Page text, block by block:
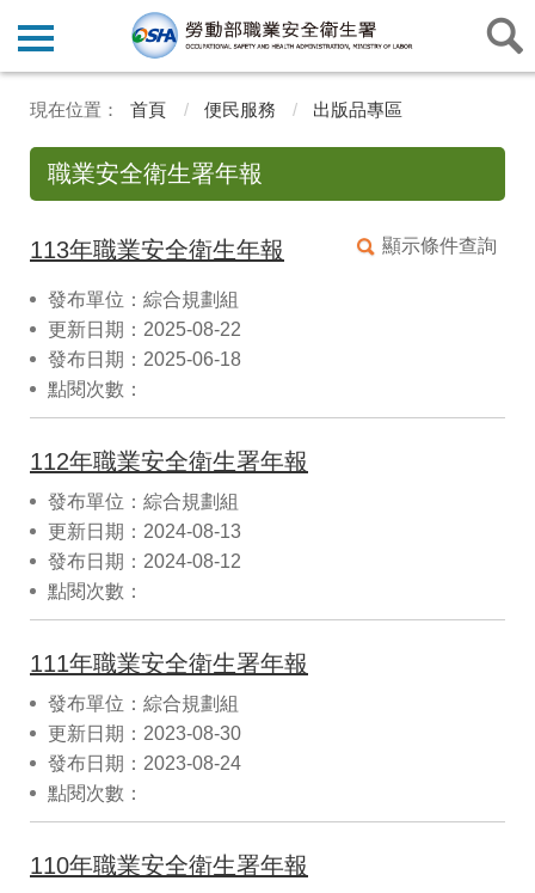
首頁 便民服務 出版品專區
職業安全衛生署年報
顯示條件查詢
113年職業安全衛生年報
發布單位：綜合規劃組
更新日期：2025-08-22
發布日期：2025-06-18
點閱次數：
112年職業安全衛生署年報
發布單位：綜合規劃組
更新日期：2024-08-13
發布日期：2024-08-12
點閱次數：
111年職業安全衛生署年報
發布單位：綜合規劃組
更新日期：2023-08-30
發布日期：2023-08-24
點閱次數：
110年職業安全衛生署年報